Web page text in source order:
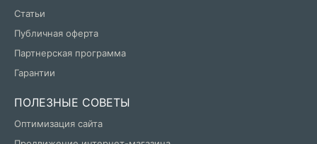
Статьи
Публичная оферта
Партнерская программа
Гарантии
ПОЛЕЗНЫЕ СОВЕТЫ
Оптимизация сайта